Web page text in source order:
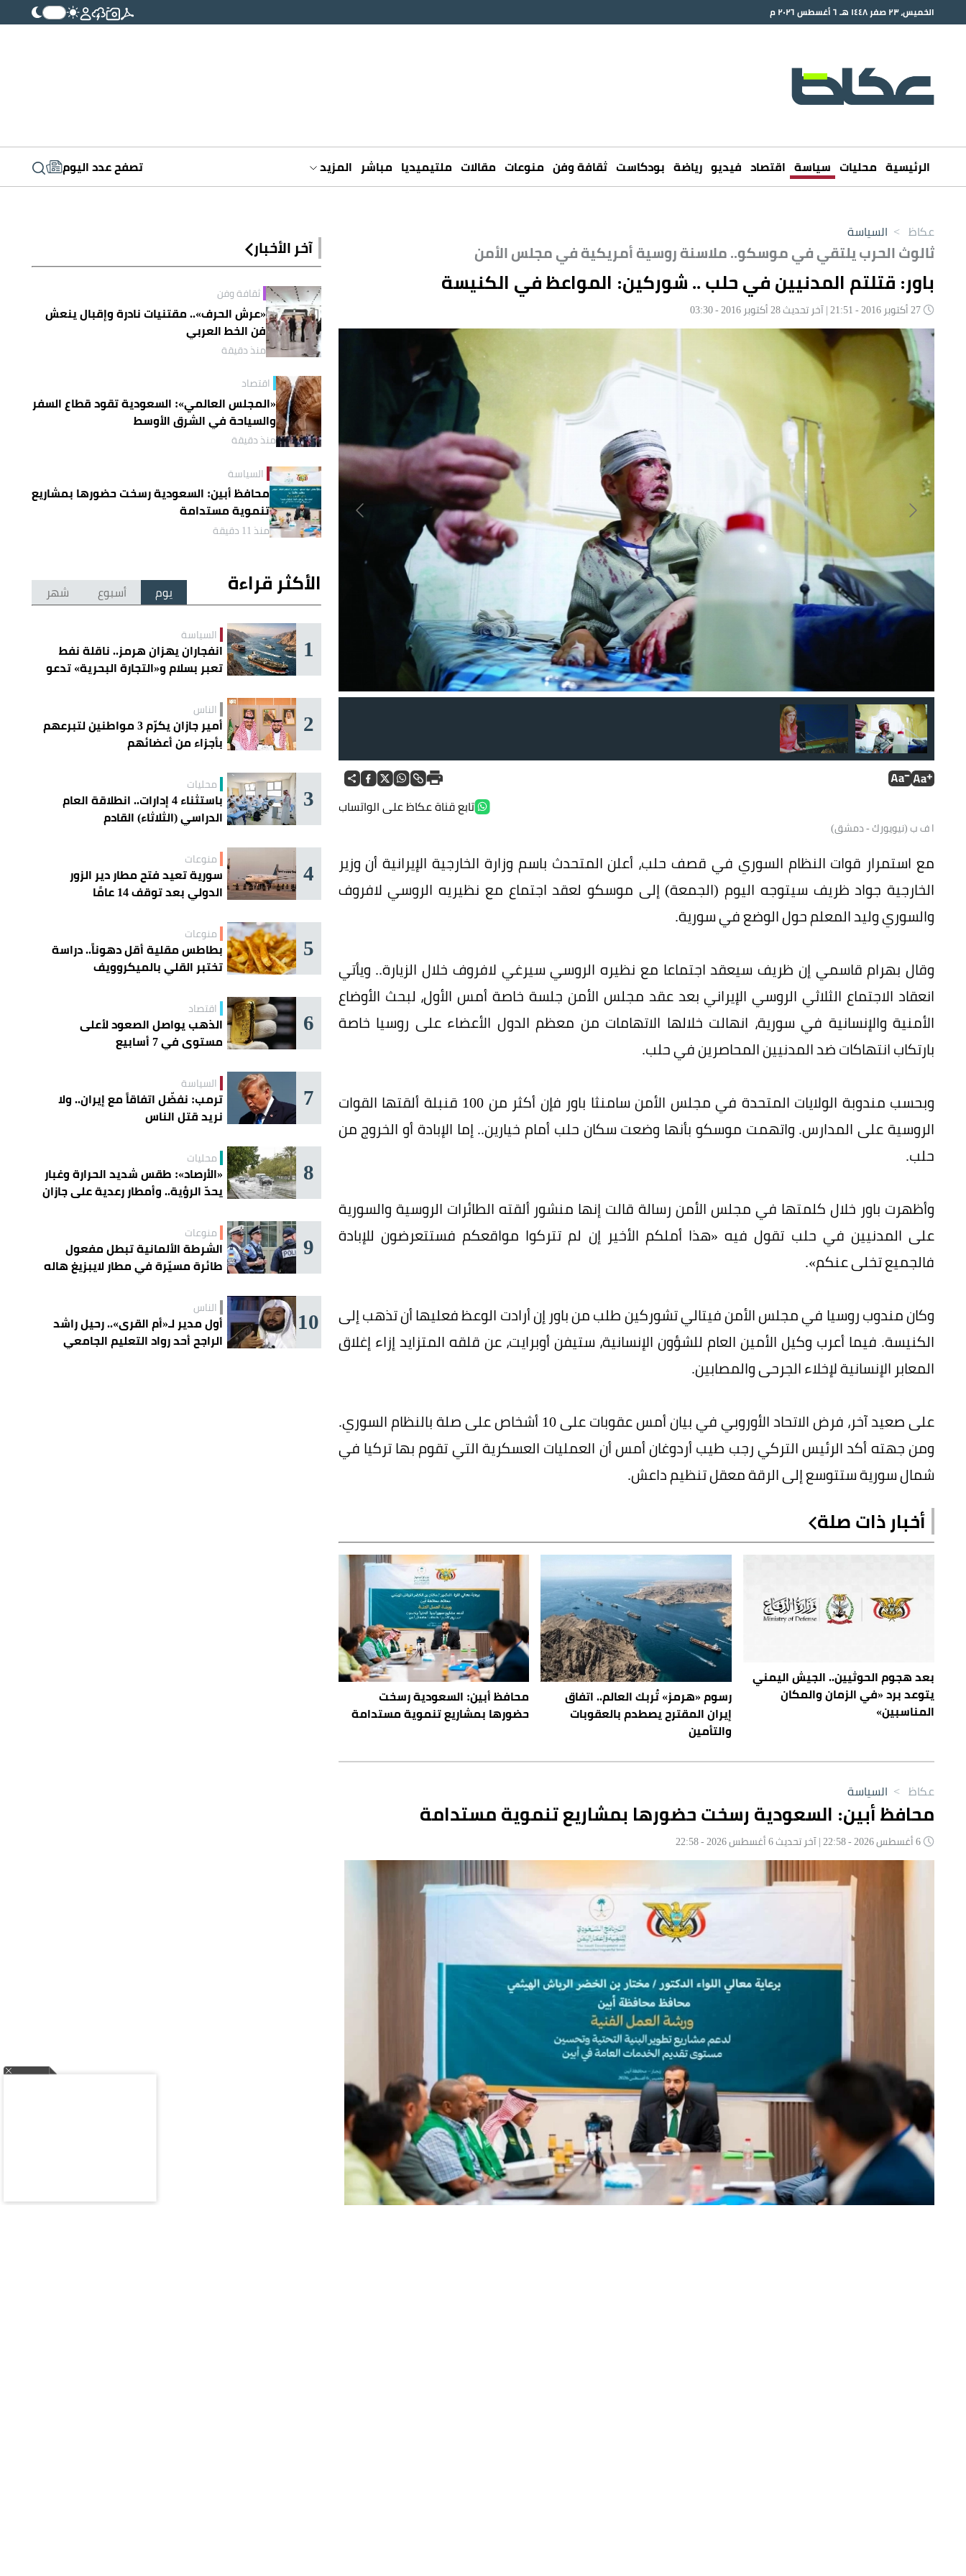
الخميس، ٢٣ صفر ١٤٤٨ هـ ٦ أغسطس ٢٠٢٦ م
الرئيسية محليات سياسة اقتصاد فيديو رياضة بودكاست ثقافة وفن منوعات مقالات ملتيميديا مباشر المزيد تصفح عدد اليوم
عكاظ > السياسة
ثالوث الحرب يلتقي في موسكو.. ملاسنة روسية أمريكية في مجلس الأمن
باور: قتلتم المدنيين في حلب .. شوركين: المواعظ في الكنيسة
سامنثا باور
تابع قناة عكاظ على الواتساب
ا ف ب (نيويورك - دمشق)
مع استمرار قوات النظام السوري في قصف حلب، أعلن المتحدث باسم وزارة الخارجية الإيرانية أن وزير
الخارجية جواد ظريف سيتوجه اليوم (الجمعة) إلى موسكو لعقد اجتماع مع نظيريه الروسي لافروف
والسوري وليد المعلم حول الوضع في سورية.
وقال بهرام قاسمي إن ظريف سيعقد اجتماعا مع نظيره الروسي سيرغي لافروف خلال الزيارة.. ويأتي
انعقاد الاجتماع الثلاثي الروسي الإيراني بعد عقد مجلس الأمن جلسة خاصة أمس الأول، لبحث الأوضاع
الأمنية والإنسانية في سورية، انهالت خلالها الاتهامات من معظم الدول الأعضاء على روسيا خاصة
بارتكاب انتهاكات ضد المدنيين المحاصرين في حلب.
وبحسب مندوبة الولايات المتحدة في مجلس الأمن سامنثا باور فإن أكثر من 100 قنبلة ألقتها القوات
الروسية على المدارس. واتهمت موسكو بأنها وضعت سكان حلب أمام خيارين.. إما الإبادة أو الخروج من
حلب.
وأظهرت باور خلال كلمتها في مجلس الأمن رسالة قالت إنها منشور ألقته الطائرات الروسية والسورية
على المدنيين في حلب تقول فيه «هذا أملكم الأخير إن لم تتركوا مواقعكم فستتعرضون للإبادة
فالجميع تخلى عنكم».
وكان مندوب روسيا في مجلس الأمن فيتالي تشوركين طلب من باور إن أرادت الوعظ فعليها أن تذهب إلى
الكنيسة. فيما أعرب وكيل الأمين العام للشؤون الإنسانية، ستيفن أوبرايت، عن قلقه المتزايد إزاء إغلاق
المعابر الإنسانية لإخلاء الجرحى والمصابين.
على صعيد آخر، فرض الاتحاد الأوروبي في بيان أمس عقوبات على 10 أشخاص على صلة بالنظام السوري.
ومن جهته أكد الرئيس التركي رجب طيب أردوغان أمس أن العمليات العسكرية التي تقوم بها تركيا في
شمال سورية ستتوسع إلى الرقة معقل تنظيم داعش.
أخبار ذات صلة
بعد هجوم الحوثيين.. الجيش اليمني
يتوعد برد «في الزمان والمكان
المناسبين»
رسوم «هرمز» تُربك العالم.. اتفاق
إيران المقترح يصطدم بالعقوبات
والتأمين
محافظ أبين: السعودية رسخت
حضورها بمشاريع تنموية مستدامة
آخر الأخبار
ثقافة وفن
«عرش الحرف».. مقتنيات نادرة وإقبال ينعش
فن الخط العربي
منذ دقيقة
اقتصاد
«المجلس العالمي»: السعودية تقود قطاع السفر
والسياحة في الشرق الأوسط
منذ دقيقة
السياسة
محافظ أبين: السعودية رسخت حضورها بمشاريع
تنموية مستدامة
منذ 11 دقيقة
الأكثر قراءة يوم أسبوع شهر
1 السياسة
انفجاران يهزان هرمز.. ناقلة نفط
تعبر بسلام و«التجارة البحرية» تدعو
2 الناس
أمير جازان يكرّم 3 مواطنين لتبرعهم
بأجزاء من أعضائهم
3 محليات
باستثناء 4 إدارات.. انطلاقة العام
الدراسي (الثلاثاء) القادم
4 منوعات
سورية تعيد فتح مطار دير الزور
الدولي بعد توقف 14 عامًا
5 منوعات
بطاطس مقلية أقل دهوناً.. دراسة
تختبر القلي بالميكروويف
6 اقتصاد
الذهب يواصل الصعود لأعلى
مستوى في 7 أسابيع
7 السياسة
ترمب: نفضّل اتفاقاً مع إيران.. ولا
نريد قتل الناس
8 محليات
«الأرصاد»: طقس شديد الحرارة وغبار
يحدّ الرؤية.. وأمطار رعدية على جازان
9 منوعات
الشرطة الألمانية تبطل مفعول
طائرة مسيّرة في مطار لايبزيغ هاله
10 الناس
أول مدير لـ«أم القرى».. رحيل راشد
الراجح أحد رواد التعليم الجامعي
عكاظ > السياسة
محافظ أبين: السعودية رسخت حضورها بمشاريع تنموية مستدامة